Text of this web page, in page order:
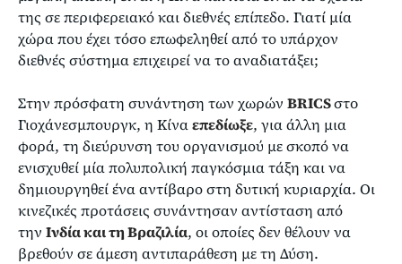
της σε περιφερειακό και διεθνές επίπεδο. Γιατί μία
χώρα που έχει τόσο επωφεληθεί από το υπάρχον
διεθνές σύστημα επιχειρεί να το αναδιατάξει;
Στην πρόσφατη συνάντηση των χωρών BRICSστo
Γιοχάνεσμπουργκ, η Κίναεπεδίωξε, για άλλη μια
φορά, τη διεύρυνση του οργανισμού με σκοπό να
ενισχυθεί μία πολυπολική παγκόσμια τάξη και να
δημιουργηθεί ένα αντίβαρο στη δυτική κυριαρχία. Οι
κινεζικές προτάσεις συνάντησαν αντίσταση από
την Ινδία και τη Βραζιλία, οι οποίες δεν θέλουν να
βρεθούν σε άμεση αντιπαράθεση με τη Δύση.